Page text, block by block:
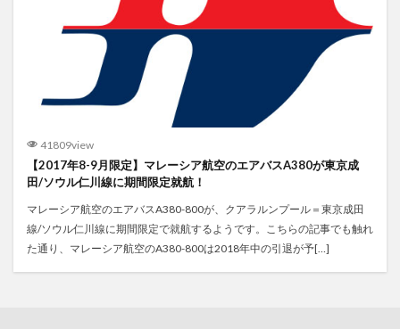
41809view
【2017年8-9月限定】マレーシア航空のエアバスA380が東京成
田/ソウル仁川線に期間限定就航！
マレーシア航空のエアバスA380-800が、クアラルンプール＝東京成田
線/ソウル仁川線に期間限定で就航するようです。こちらの記事でも触れ
た通り、マレーシア航空のA380-800は2018年中の引退が予[…]